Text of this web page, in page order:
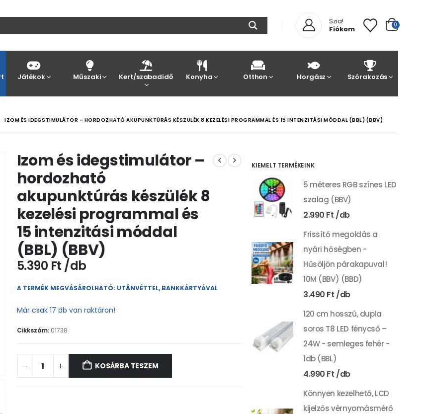
Szia!
Fiókom 0
Játékok Műszaki Kert/szabadidő Konyha Otthon Horgász Szórakozás
IZOM ÉS IDEGSTIMULÁTOR – HORDOZHATÓ AKUPUNKTÚRÁS KÉSZÜLÉK 8 KEZELÉSI PROGRAMMAL ÉS 15 INTENZITÁSI MÓDDAL (BBL) (BBV)
Izom és idegstimulátor –
hordozható
akupunktúrás készülék 8
kezelési programmal és
15 intenzitási móddal
(BBL) (BBV)
5.390 Ft
A TERMÉK MEGVÁSÁROLHATÓ: UTÁNVÉTTEL, BANKKÁRTYÁVAL
Már csak 17 db van raktáron!
Cikkszám: 01738
KOSÁRBA TESZEM
KIEMELT TERMÉKEINK
5 méteres RGB színes LED
szalag (BBV)
2.990 Ft
Frissítő megoldás a
nyári hőségben -
Hűsöljön párakapuval!
10M (BBV) (BBD)
3.490 Ft
120 cm hosszú, dupla
soros T8 LED fénycső –
24W - semleges fehér -
1db (BBL)
4.990 Ft
Könnyen kezelhető, LCD
kijelzős vérnyomásmérő